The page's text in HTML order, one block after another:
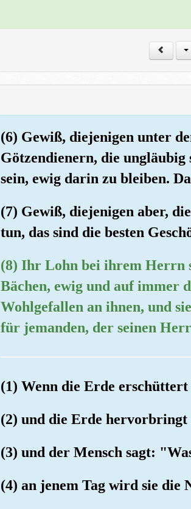
(6) Gewiß, diejenigen unter
Götzendienern, die
sein, ewig darin zu bleiben.
(7) Gewiß, diejenigen aber,
tun, das sind die besten
(8) Ihr Lohn bei ihrem Herrn
Bächen, ewig und auf immer
Wohlgefallen an ihnen, und
für jemanden, der seinen
(1) Wenn die Erde
(2) und die Erde
(3) und der Mensch sagt:
(4) an jenem Tag wird sie die